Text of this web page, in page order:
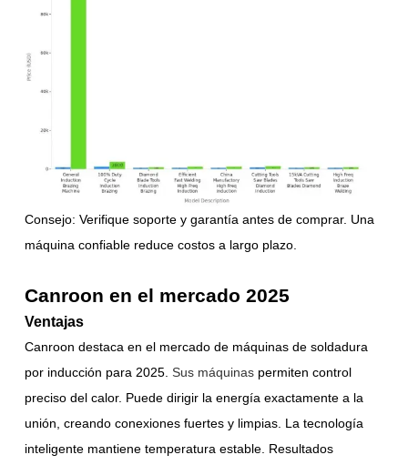
Consejo: Verifique soporte y garantía antes de comprar. Una
máquina confiable reduce costos a largo plazo.
Canroon en el mercado 2025
Ventajas
Canroon destaca en el mercado de máquinas de soldadura
por inducción para 2025.Sus máquinas permiten control
preciso del calor. Puede dirigir la energía exactamente a la
unión, creando conexiones fuertes y limpias. La tecnología
inteligente mantiene temperatura estable. Resultados